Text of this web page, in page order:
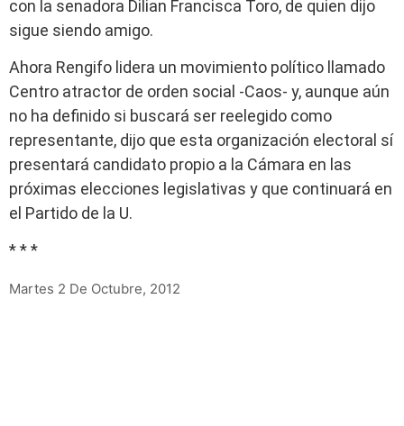
con la senadora Dilian Francisca Toro, de quien dijo
sigue siendo amigo.
Ahora Rengifo lidera un movimiento político llamado
Centro atractor de orden social -Caos- y, aunque aún
no ha definido si buscará ser reelegido como
representante, dijo que esta organización electoral sí
presentará candidato propio a la Cámara en las
próximas elecciones legislativas y que continuará en
el Partido de la U.
* * *
Martes 2 De Octubre, 2012